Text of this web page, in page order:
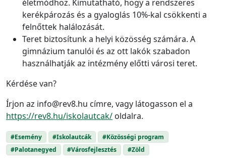
életmódhoz. Kimutatható, hogy a rendszeres
kerékpározás és a gyaloglás 10%-kal csökkenti a
felnőttek halálozását.
Teret biztosítunk a helyi közösség számára. A
gimnázium tanulói és az ott lakók szabadon
használhatják az intézmény előtti városi teret.
Kérdése van?
Írjon az info@rev8.hu címre, vagy látogasson el a
https://rev8.hu/iskolautcak/ oldalra.
#Esemény #Iskolautcák
#Közösségi program
#Palotanegyed
#Városfejlesztés #Zöld